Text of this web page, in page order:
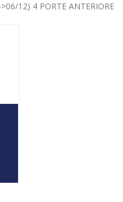
12) 4 PORTE ANTERIORE